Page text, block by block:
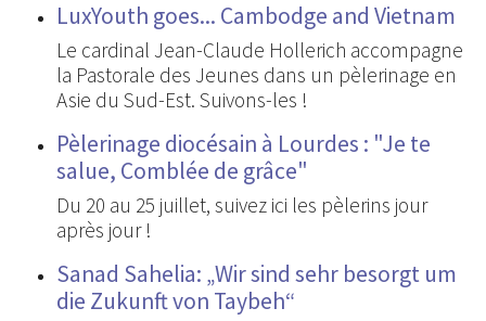
LuxYouth goes... Cambodge and Vietnam
Le cardinal Jean-Claude Hollerich accompagne
la Pastorale des Jeunes dans un pèlerinage en
Asie du Sud-Est. Suivons-les !
Pèlerinage diocésain à Lourdes : "Je te
salue, Comblée de grâce"
Du 20 au 25 juillet, suivez ici les pèlerins jour
après jour !
Sanad Sahelia: „Wir sind sehr besorgt um
die Zukunft von Taybeh“